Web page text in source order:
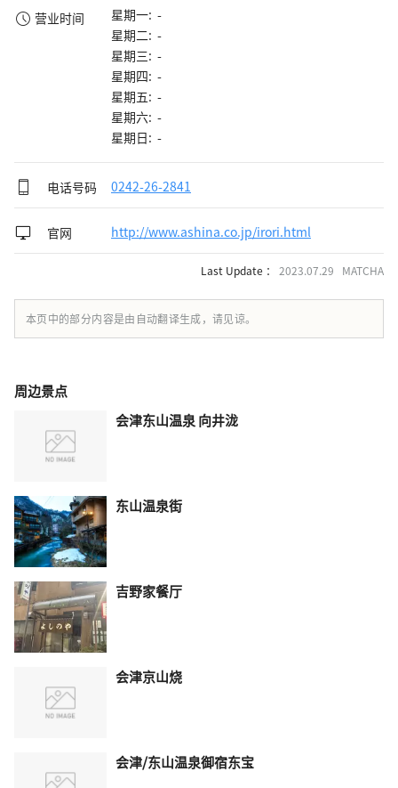
营业时间
星期一: -
星期二: -
星期三: -
星期四: -
星期五: -
星期六: -
星期日: -
电话号码 0242-26-2841
官网 http://www.ashina.co.jp/irori.html
Last Update ： 2023.07.29 MATCHA
本页中的部分内容是由自动翻译生成，请见谅。
周边景点
会津东山温泉 向井泷
东山温泉街
吉野家餐厅
会津京山烧
会津/东山温泉御宿东宝